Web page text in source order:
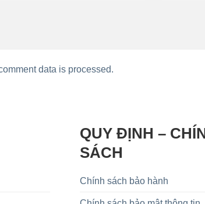
data is processed.
QUY ĐỊNH –
SÁCH
Chính sách bảo hành